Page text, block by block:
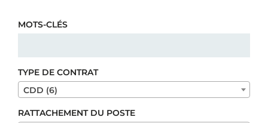
MOTS-CLÉS
TYPE DE CONTRAT
CDD (6)
RATTACHEMENT DU POSTE